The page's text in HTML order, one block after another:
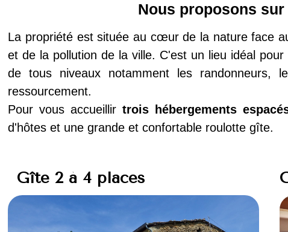
Nous proposons
La propriété est située au cœur de la nature face
et de la pollution de la ville. C'est un lieu idéal
de tous niveaux notamment les
ressourcement.
Pour vous accueillirtrois hébergements
d'hôtes et une grande et confortable roulotte gîte.
Gîte 2 à 4 places